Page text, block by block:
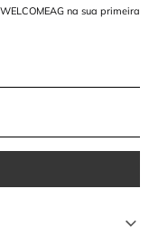
na sua primeira